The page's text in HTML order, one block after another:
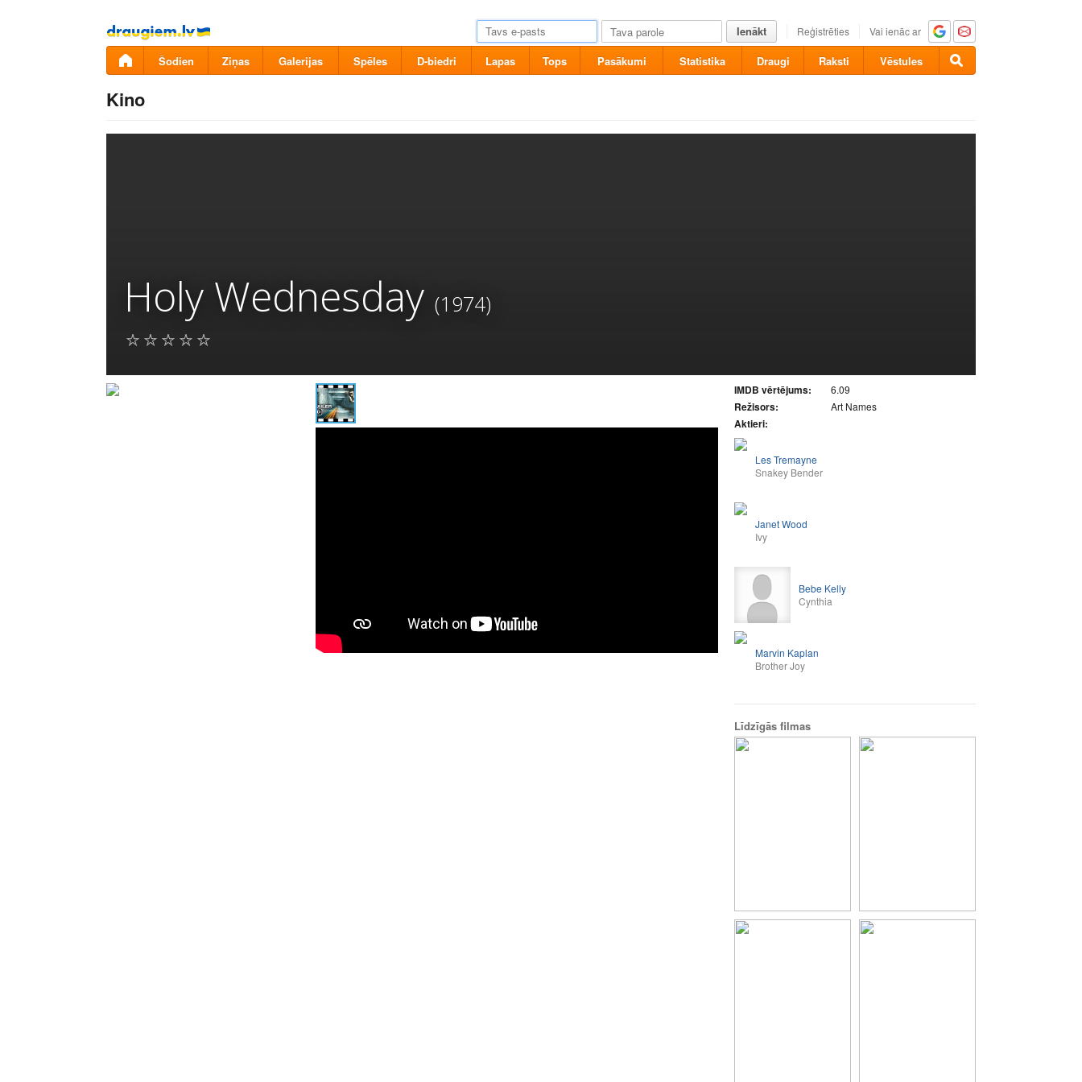
Pāriet
uz
saturu
Ienākt Reģistrēties Vai ienāc ar
Šodien Ziņas Galerijas Spēles D-biedri Lapas Tops Pasākumi Statistika Draugi Raksti Vēstules
Kino
Holy Wednesday (1974)
IMDB vērtējums: 6.09
Režisors: Art Names
Aktieri:
Les Tremayne
Snakey Bender
Janet Wood
Ivy
Bebe Kelly
Cynthia
Marvin Kaplan
Brother Joy
Līdzīgās filmas